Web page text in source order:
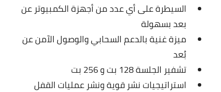
السيطرة على أي عدد من أجهزة الكمبيوتر عن
بعد بسهولة
ميزة غنية بالدعم السحابي والوصول الآمن عن
بُعد
تشفير الجلسة 128 بت و 256 بت
استراتيجيات نشر قوية ونشر عمليات القفل